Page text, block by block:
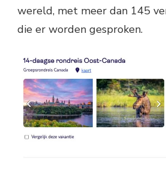
wereld, met meer dan 145
die er worden gesproken.